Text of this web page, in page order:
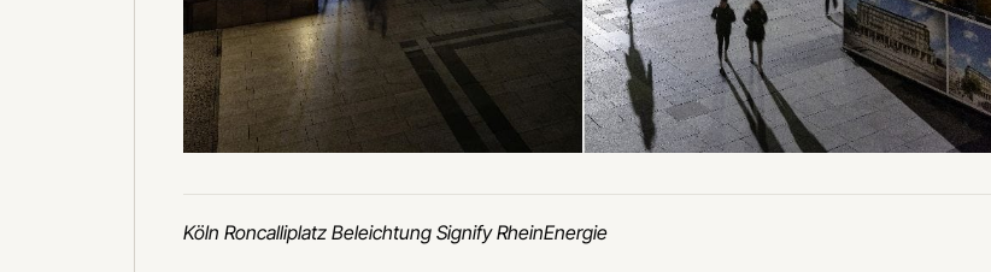
Köln Roncalliplatz Beleichtung Signify RheinEnergie